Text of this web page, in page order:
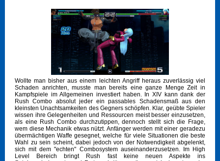
Wollte man bisher aus einem leichten Angriff heraus zuverlässig viel
Schaden anrichten, musste man bereits eine ganze Menge Zeit in
Kampfspiele im Allgemeinen investiert haben. In XIV kann dank der
Rush Combo absolut jeder ein passables Schadensmaß aus den
kleinsten Unachtsamkeiten des Gegners schöpfen. Klar, geübte Spieler
wissen ihre Gelegenheiten und Ressourcen meist besser einzusetzen,
als eine Rush Combo durchzutippen, dennoch stellt sich die Frage,
wem diese Mechanik etwas nützt. Anfänger werden mit einer geradezu
übermächtigen Waffe gesegnet, welche für viele Situationen die beste
Wahl zu sein scheint, dabei jedoch von der Notwendigkeit abgelenkt,
sich mit dem "echten" Combosystem auseinanderzusetzen. Im High
Level Bereich bringt Rush fast keine neuen Aspekte ins